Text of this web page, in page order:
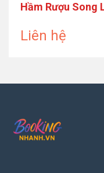
Hầm Rượu Song
Liên hệ